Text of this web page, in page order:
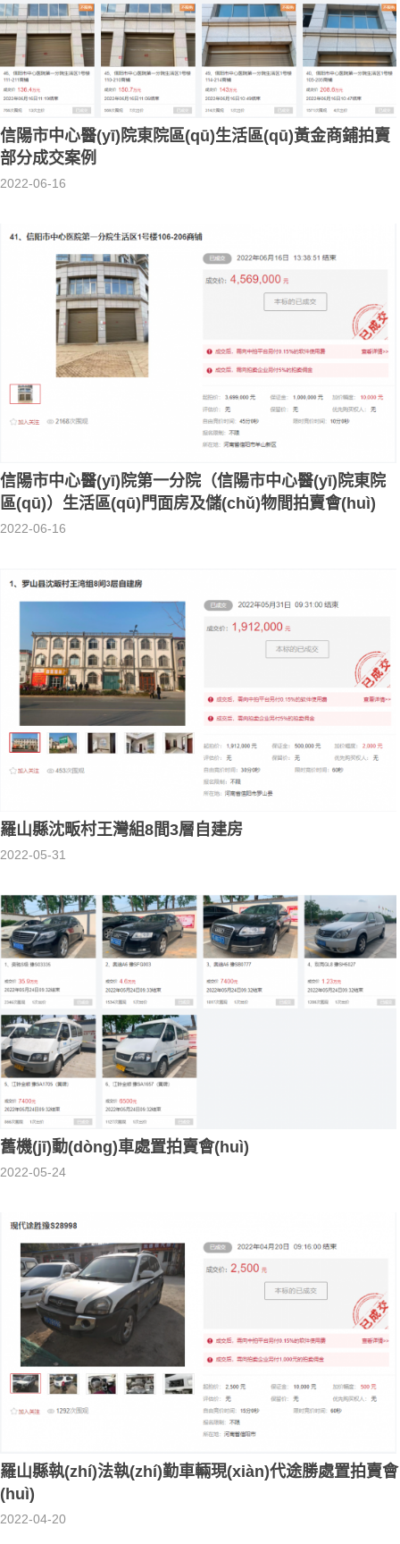
信陽市中心醫(yī)院東院區(qū)生活區(qū)黃金商鋪拍賣
部分成交案例
2022-06-16
信陽市中心醫(yī)院第一分院（信陽市中心醫(yī)院東院
區(qū)）生活區(qū)門面房及儲(chǔ)物間拍賣會(huì)
2022-06-16
羅山縣沈畈村王灣組8間3層自建房
2022-05-31
舊機(jī)動(dòng)車處置拍賣會(huì)
2022-05-24
羅山縣執(zhí)法執(zhí)勤車輛現(xiàn)代途勝處置拍賣會
(huì)
2022-04-20